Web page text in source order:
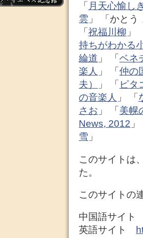
「 月天心愉し
雲 」 「かと
「 祝福川柳 」
持ちがわかる
綸道 」 「 ベネ
楽人 」 「 仲の
夫）
」 「 ピタ
の音楽人 」 「
さお 」 「 美幌
News, 2012
雪 」
このサイトは
た。
このサイトの
中国語サイ
英語サイト